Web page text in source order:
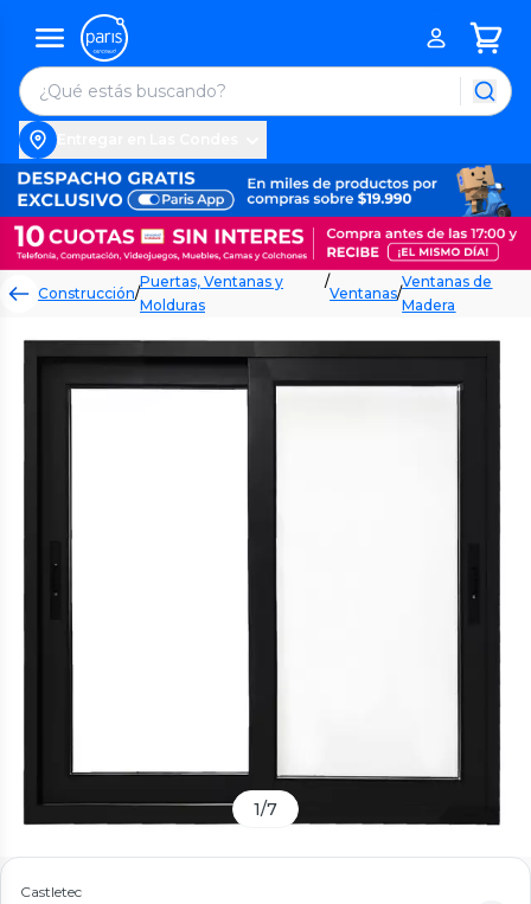
Construcción/
Puertas, Ventanas y
Molduras
/
Ventanas/
Ventanas de
Madera
1/7
Castletec